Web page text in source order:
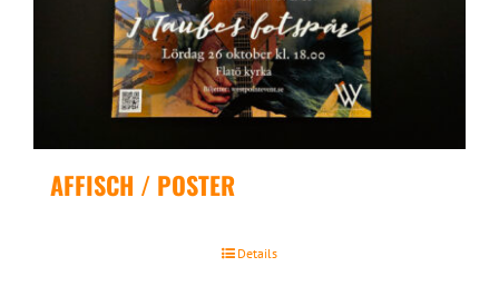
AFFISCH / POSTER
Details